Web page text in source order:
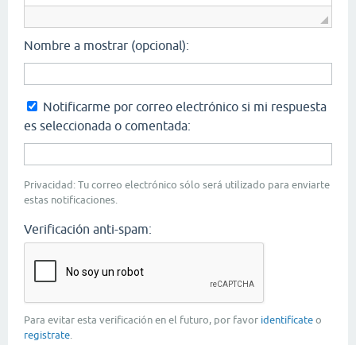
Nombre a mostrar (opcional):
Notificarme por correo electrónico si mi respuesta
es seleccionada o comentada:
Privacidad: Tu correo electrónico sólo será utilizado para enviarte
estas notificaciones.
Verificación anti-spam:
Para evitar esta verificación en el futuro, por favor identifícate o
registrate